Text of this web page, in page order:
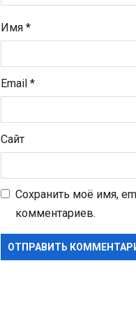
я
м
Имя *
Email *
Сайт
Сохранить моё имя,
комментариев.